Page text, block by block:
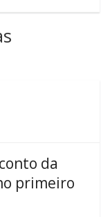
da
primeiro